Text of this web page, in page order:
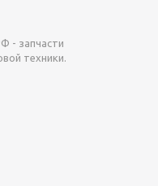
- запчасти
техники.